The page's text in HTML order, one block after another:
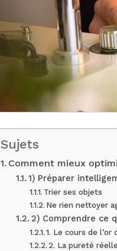
Sujets
Comment mieux
1) Préparer
Trier ses objets
Ne rien nettoyer
2) Comprendre ce
1. Le cours de l’or
2. La pureté